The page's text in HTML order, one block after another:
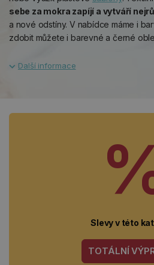
sebe za mokra zapíjí a vytváří
a nové odstíny. V nabídce máme i
zdobit můžete i barevné a černé
Slevy v této
TOTÁLNÍ